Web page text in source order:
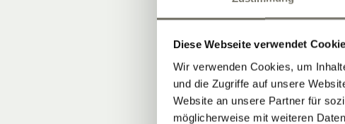
Diese Webseite verwendet
Wir verwenden Cookies, um
und die Zugriffe auf unsere
Website an unsere Partner für
möglicherweise mit weiteren